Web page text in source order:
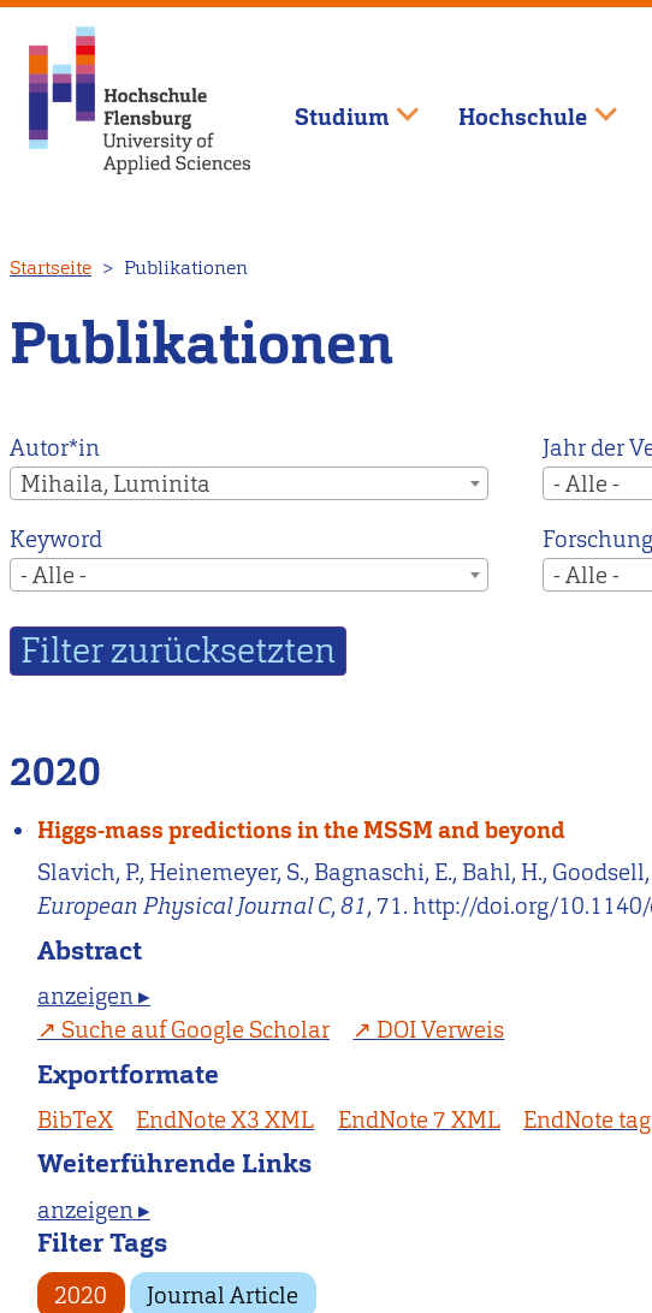
zum
Inhalt
Studium Hochschule
Startseite Publikationen
Publikationen
Autor*in
Mihaila, Luminita
Jahr der
- Alle -
Keyword
- Alle -
- Alle -
2020
Higgs-mass predictions in the MSSM and beyond
Slavich, P., Heinemeyer, S., Bagnaschi, E., Bahl, H.,
European Physical Journal C,81, 71. http://doi.org/
Abstract
anzeigen ▸
Suche auf Google Scholar
DOI Verweis
Exportformate
BibTeX EndNote X3 XML EndNote 7 XML EndNote
Weiterführende Links
anzeigen ▸
Filter Tags
2020 Journal Article